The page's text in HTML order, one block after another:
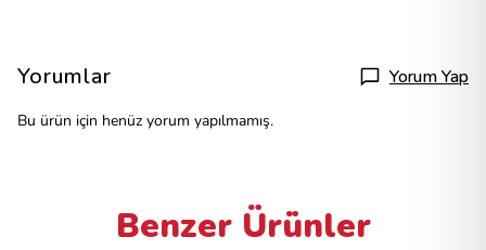
Yorumlar Yorum Yap
Bu ürün için henüz yorum yapılmamış.
Benzer Ürünler